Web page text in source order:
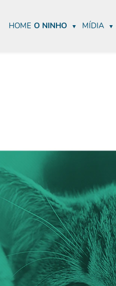
HOME O NINHO MÍDIA